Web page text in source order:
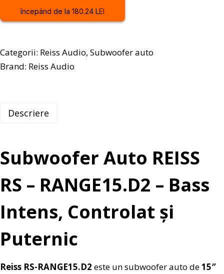
începând de la 180.24 LEI
Categorii: Reiss Audio, Subwoofer auto
Brand: Reiss Audio
Descriere
Subwoofer Auto REISS
RS – RANGE15.D2 – Bass
Intens, Controlat și
Puternic
Reiss RS-RANGE15.D2 este un subwoofer auto de15″